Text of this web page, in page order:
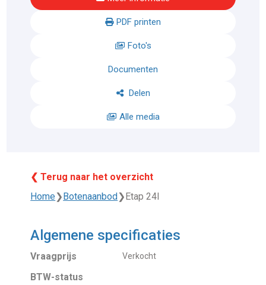
PDF printen
Foto's
Documenten
Delen
Alle media
❮ Terug naar het overzicht
Home❯ Botenaanbod ❯ Etap 24I
Algemene specificaties
Vraagprijs Verkocht
BTW-status